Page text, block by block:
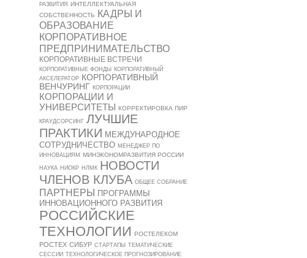
РАЗВИТИЯ
ИНТЕЛЛЕКТУАЛЬНАЯ
СОБСТВЕННОСТЬ КАДРЫ И
ОБРАЗОВАНИЕ
КОРПОРАТИВНОЕ
ПРЕДПРИНИМАТЕЛЬСТВО
КОРПОРАТИВНЫЕ ВСТРЕЧИ
КОРПОРАТИВНЫЕ ФОНДЫ
КОРПОРАТИВНЫЙ
АКСЕЛЕРАТОР КОРПОРАТИВНЫЙ
ВЕНЧУРИНГ КОРПОРАЦИИ
КОРПОРАЦИИ И
УНИВЕРСИТЕТЫ КОРРЕКТИРОВКА ПИР
КРАУДСОРСИНГ ЛУЧШИЕ
ПРАКТИКИ МЕЖДУНАРОДНОЕ
СОТРУДНИЧЕСТВО МЕНЕДЖЕР ПО
ИННОВАЦИЯМ
МИНЭКОНОМРАЗВИТИЯ РОССИИ
НАУКА НИОКР НЛМК НОВОСТИ
ЧЛЕНОВ КЛУБА ОБЩЕЕ СОБРАНИЕ
ПАРТНЕРЫ
ПРОГРАММЫ
ИННОВАЦИОННОГО РАЗВИТИЯ
РОССИЙСКИЕ
ТЕХНОЛОГИИ
РОСТЕЛЕКОМ
РОСТЕХ СИБУР СТАРТАПЫ ТЕМАТИЧЕСКИЕ
СЕССИИ ТЕХНОЛОГИЧЕСКОЕ ПРОГНОЗИРОВАНИЕ